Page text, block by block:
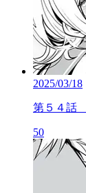
2025/03/18
第５４話
50